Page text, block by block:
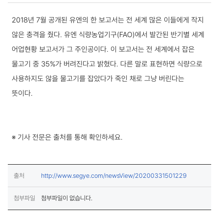
2018년 7월 공개된 유엔의 한 보고서는 전 세계 많은 이들에게 작지
않은 충격을 줬다. 유엔 식량농업기구(FAO)에서 발간된 반기별 세계
어업현황 보고서가 그 주인공이다. 이 보고서는 전 세계에서 잡은
물고기 중 35%가 버려진다고 밝혔다. 다른 말로 표현하면 식량으로
사용하지도 않을 물고기를 잡았다가 죽인 채로 그냥 버린다는
뜻이다.
※ 기사 전문은 출처를 통해 확인하세요.
출처 http://www.segye.com/newsView/20200331501229
첨부파일 첨부파일이 없습니다.